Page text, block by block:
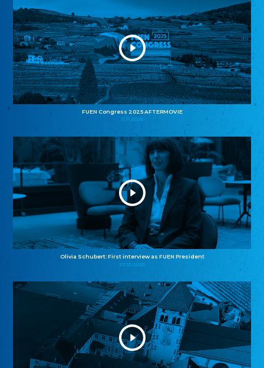
FUEN Congress 2025 AFTERMOVIE
11.11.2025
Olivia Schubert: First interview as FUEN President
27.10.2025